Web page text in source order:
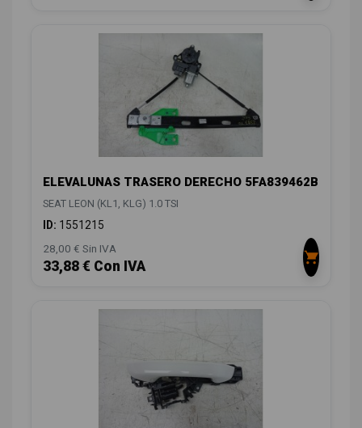
ELEVALUNAS TRASERO DERECHO 5FA839462B
SEAT LEON (KL1, KLG) 1.0 TSI
ID: 1551215
28,00 € Sin IVA
33,88 € Con IVA